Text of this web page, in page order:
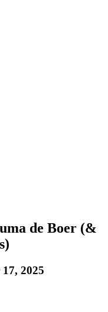
de Boer (&
17, 2025